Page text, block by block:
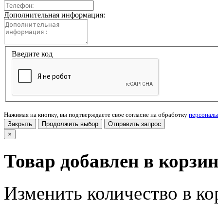
Дополнительная информация:
Введите код
Нажимая на кнопку, вы подтверждаете свое согласие на обработку
Закрыть
Продолжить выбор
Отправить запрос
×
Товар добавлен в
Изменить количество в